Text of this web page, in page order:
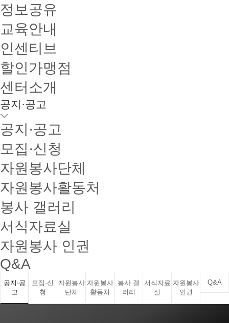
정보공유
교육안내
인센티브
할인가맹점
센터소개
공지·공고
공지·공고
모집·신청
자원봉사단체
자원봉사활동처
봉사 갤러리
서식자료실
자원봉사 인권
Q&A
공지·공
고
모집·신
청
자원봉사
단체
자원봉사
활동처
봉사 갤
러리
서식자료
실
자원봉사
인권
Q&A